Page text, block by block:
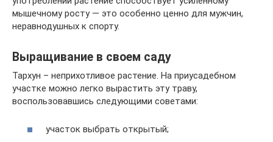
мышечному росту — это особенно ценно для мужчин,
неравнодушных к спорту.
Выращивание в своем саду
Тархун – неприхотливое растение. На приусадебном
участке можно легко вырастить эту траву,
воспользовавшись следующими советами:
участок выбрать открытый;